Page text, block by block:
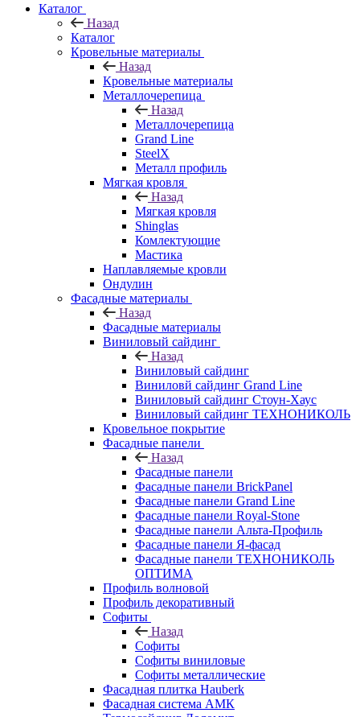
Каталог
Назад
Каталог
Кровельные материалы
Назад
Кровельные материалы
Металлочерепица
Назад
Металлочерепица
Grand Line
SteelX
Металл профиль
Мягкая кровля
Назад
Мягкая кровля
Shinglas
Комлектующие
Мастика
Наплавляемые кровли
Ондулин
Фасадные материалы
Назад
Фасадные материалы
Виниловый сайдинг
Назад
Виниловый сайдинг
Виниловй сайдинг Grand Line
Виниловый сайдинг Стоун-Хаус
Виниловый сайдинг ТЕХНОНИКОЛЬ
Кровельное покрытие
Фасадные панели
Назад
Фасадные панели
Фасадные панели BrickPanel
Фасадные панели Grand Line
Фасадные панели Royal-Stone
Фасадные панели Альта-Профиль
Фасадные панели Я-фасад
Фасадные панели ТЕХНОНИКОЛЬ
ОПТИМА
Профиль волновой
Профиль декоративный
Софиты
Назад
Софиты
Софиты виниловые
Софиты металлические
Фасадная плитка Hauberk
Фасадная система АМК